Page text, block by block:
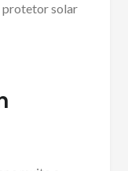
protetor solar